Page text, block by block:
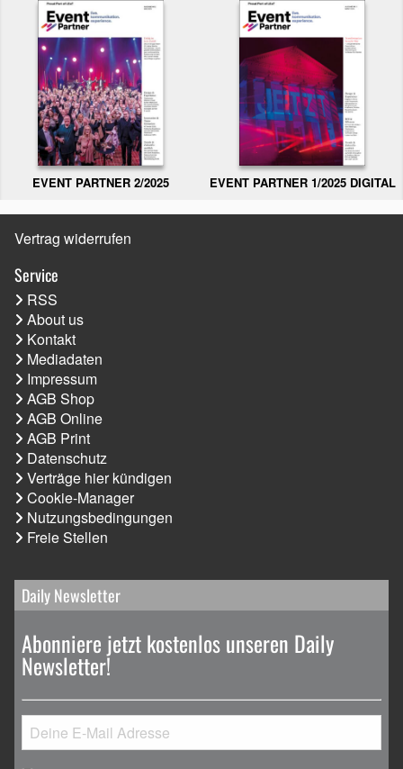
EVENT PARTNER 2/2025 EVENT PARTNER 1/2025 DIGITAL
Vertrag widerrufen
Service
RSS
About us
Kontakt
Mediadaten
Impressum
AGB Shop
AGB Online
AGB Print
Datenschutz
Verträge hier kündigen
Cookie-Manager
Nutzungsbedingungen
Freie Stellen
Daily Newsletter
Abonniere jetzt kostenlos unseren Daily
Newsletter!